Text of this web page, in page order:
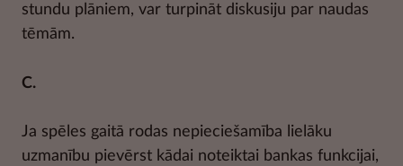
stundu plāniem, var turpināt diskusiju par naudas
tēmām.
C.
Ja spēles gaitā rodas nepieciešamība lielāku
uzmanību pievērst kādai noteiktai bankas funkcijai,